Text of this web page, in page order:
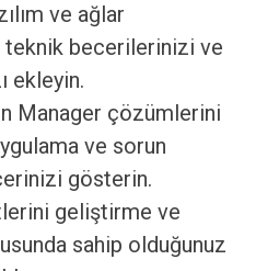
ve ağlar
teknik becerilerinizi ve
ekleyin.
Manager çözümlerini
ve sorun
gösterin.
geliştirme ve
sahip olduğunuz